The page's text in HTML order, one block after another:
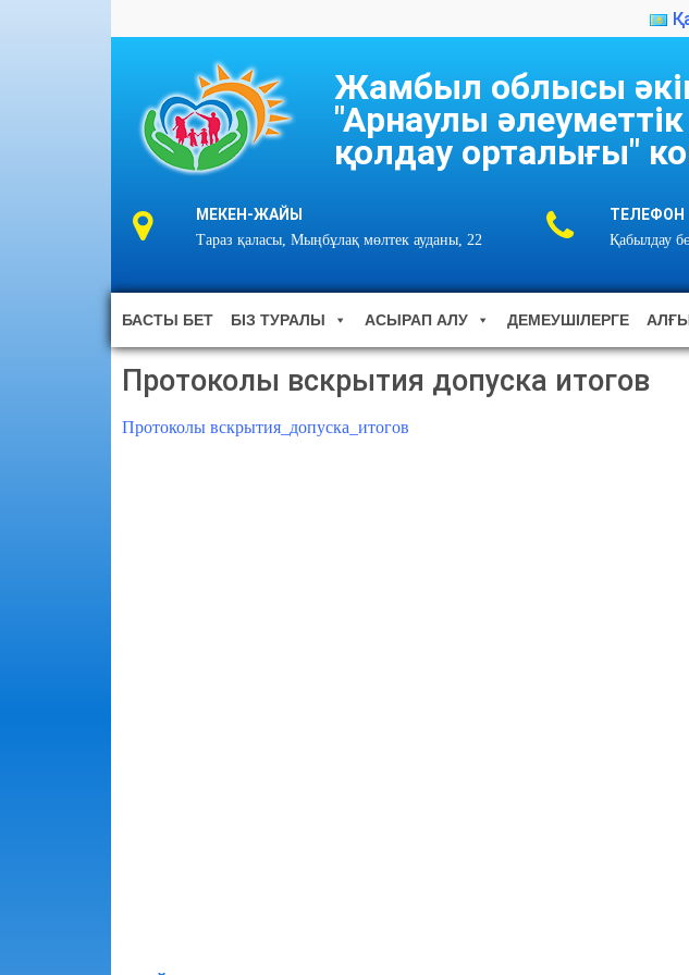
Жамбыл облысы
"Арнаулы
қолдау орталығы"
МЕКЕН-ЖАЙЫ
Тараз қаласы, Мыңбұлақ мөлтек ауданы, 22
ТЕЛЕФОН
Қабылдау
БАСТЫ БЕТ БІЗ ТУРАЛЫ АСЫРАП АЛУ ДЕМЕУШІЛЕРГЕ
Протоколы вскрытия допуска итогов
Протоколы вскрытия_допуска_итогов